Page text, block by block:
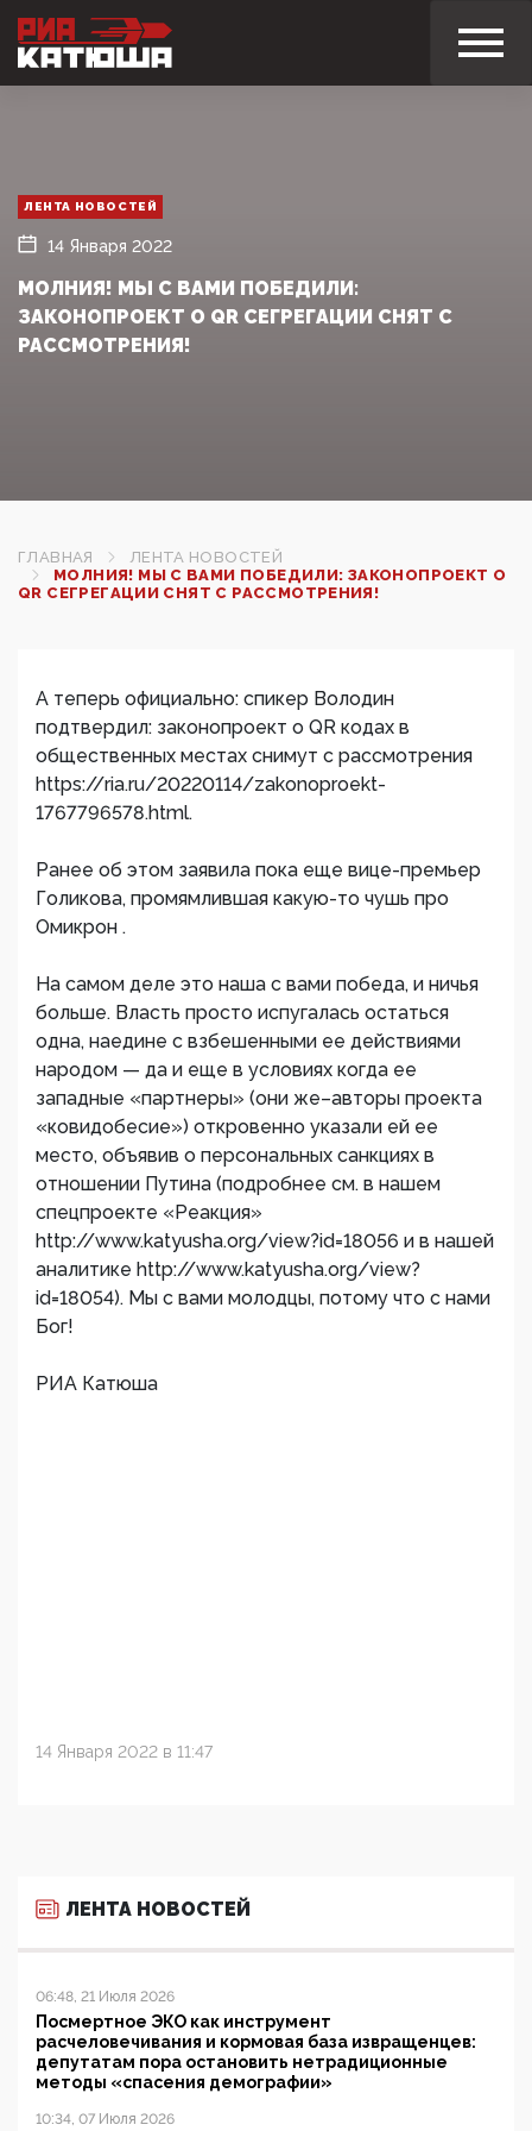
ЛЕНТА НОВОСТЕЙ
14 Января 2022
МОЛНИЯ! МЫ С ВАМИ ПОБЕДИЛИ:
ЗАКОНОПРОЕКТ О QR СЕГРЕГАЦИИ СНЯТ С
РАССМОТРЕНИЯ!
ГЛАВНАЯ
ЛЕНТА НОВОСТЕЙ
МОЛНИЯ! МЫ С ВАМИ ПОБЕДИЛИ: ЗАКОНОПРОЕКТ О
QR СЕГРЕГАЦИИ СНЯТ С РАССМОТРЕНИЯ!
А теперь официально: спикер Володин
подтвердил: законопроект о QR кодах в
общественных местах снимут с рассмотрения
https://ria.ru/20220114/zakonoproekt-
1767796578.html.
Ранее об этом заявила пока еще вице-премьер
Голикова, промямлившая какую-то чушь про
Омикрон .
На самом деле это наша с вами победа, и ничья
больше. Власть просто испугалась остаться
одна, наедине с взбешенными ее действиями
народом — да и еще в условиях когда ее
западные «партнеры» (они же–авторы проекта
«ковидобесие») откровенно указали ей ее
место, объявив о персональных санкциях в
отношении Путина (подробнее см. в нашем
спецпроекте «Реакция»
http://www.katyusha.org/view?id=18056 и в нашей
аналитике http://www.katyusha.org/view?
id=18054). Мы с вами молодцы, потому что с нами
Бог!
РИА Катюша
14 Января 2022 в 11:47
ЛЕНТА НОВОСТЕЙ
06:48, 21 Июля 2026
Посмертное ЭКО как инструмент
расчеловечивания и кормовая база извращенцев:
депутатам пора остановить нетрадиционные
методы «спасения демографии»
10:34, 07 Июля 2026